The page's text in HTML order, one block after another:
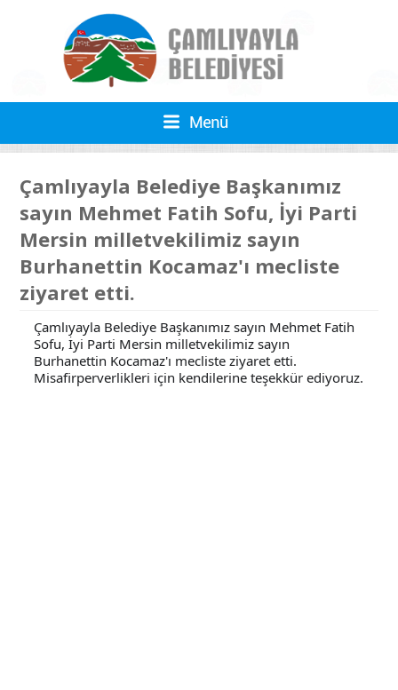
Çamlıyayla Belediye Başkanımız
sayın Mehmet Fatih Sofu, İyi Parti
Mersin milletvekilimiz sayın
Burhanettin Kocamaz'ı mecliste
ziyaret etti.
Çamlıyayla Belediye Başkanımız sayın Mehmet Fatih
Sofu, İyi Parti Mersin milletvekilimiz sayın
Burhanettin Kocamaz'ı mecliste ziyaret etti.
Misafirperverlikleri için kendilerine teşekkür ediyoruz.